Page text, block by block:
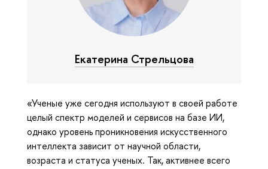
Екатерина Стрельцова
«Ученые уже сегодня используют в своей работе
целый спектр моделей и сервисов на базе ИИ,
однако уровень проникновения искусственного
интеллекта зависит от научной области,
возраста и статуса ученых. Так, активнее всего